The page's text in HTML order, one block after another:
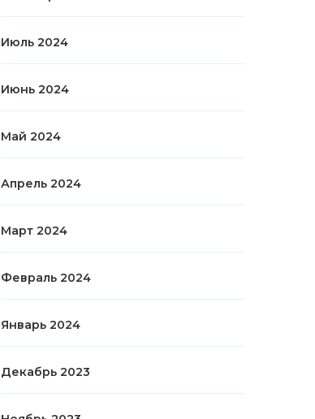
Июль 2024
Июнь 2024
Май 2024
Апрель 2024
Март 2024
Февраль 2024
Январь 2024
Декабрь 2023